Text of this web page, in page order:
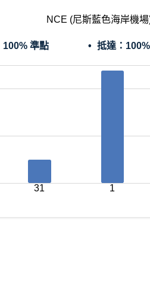
NCE (尼斯藍色海岸機
100% 準點 抵達：
31 1